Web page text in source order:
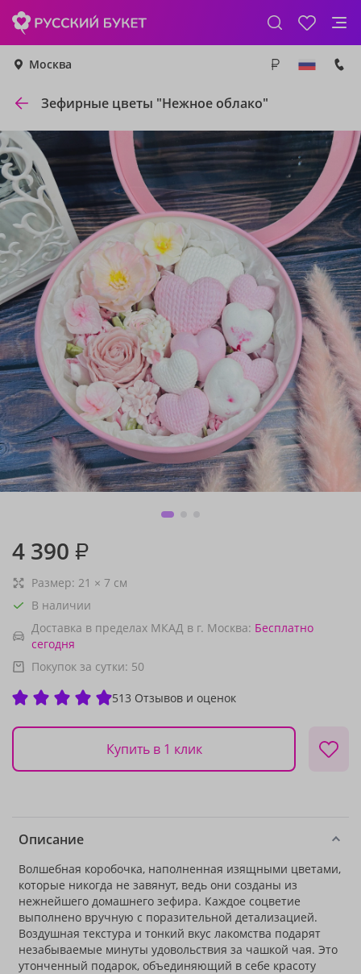
Москва
Зефирные цветы "Нежное облако"
4 390 ₽
Размер: 21 × 7 см
В наличии
Доставка в пределах МКАД в г. Москва: Бесплатно
сегодня
Покупок за сутки: 50
513 Отзывов и оценок
Купить в 1 клик
Описание
Волшебная коробочка, наполненная изящными цветами,
которые никогда не завянут, ведь они созданы из
нежнейшего домашнего зефира. Каждое соцветие
выполнено вручную с поразительной детализацией.
Воздушная текстура и тонкий вкус лакомства подарят
незабываемые минуты удовольствия за чашкой чая. Это
утонченный подарок, объединяющий в себе красоту